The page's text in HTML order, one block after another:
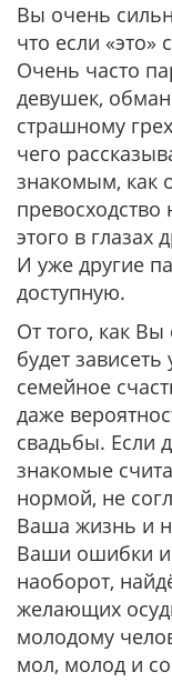
Вы очень
что если «это»
Очень часто
девушек,
страшному
чего
знакомым, как
этого в глазах
И уже другие
доступную.
От того, как
будет
семейное
даже
свадьбы. Если
знакомые
нормой, не
Ваша жизнь и
Ваши ошибки и
наоборот,
желающих
молодому
мол, молод и